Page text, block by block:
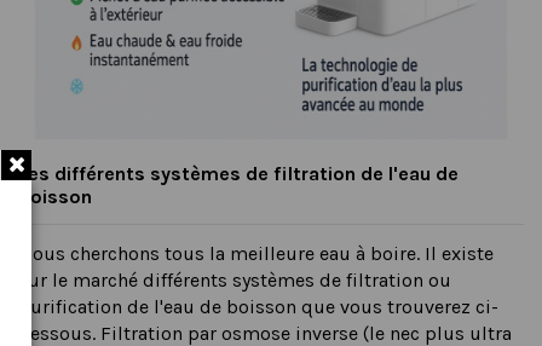
Les différents systèmes de filtration de l'eau de
boisson
Nous cherchons tous la meilleure eau à boire. Il existe
sur le marché différents systèmes de filtration ou
purification de l'eau de boisson que vous trouverez ci-
dessous. Filtration par osmose inverse (le nec plus ultra